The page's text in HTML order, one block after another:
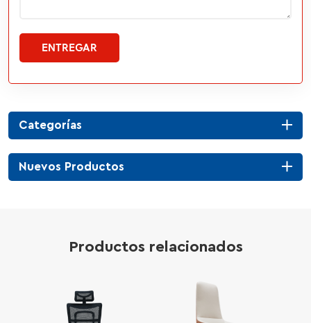
ENTREGAR
Categorías
Nuevos Productos
Productos relacionados